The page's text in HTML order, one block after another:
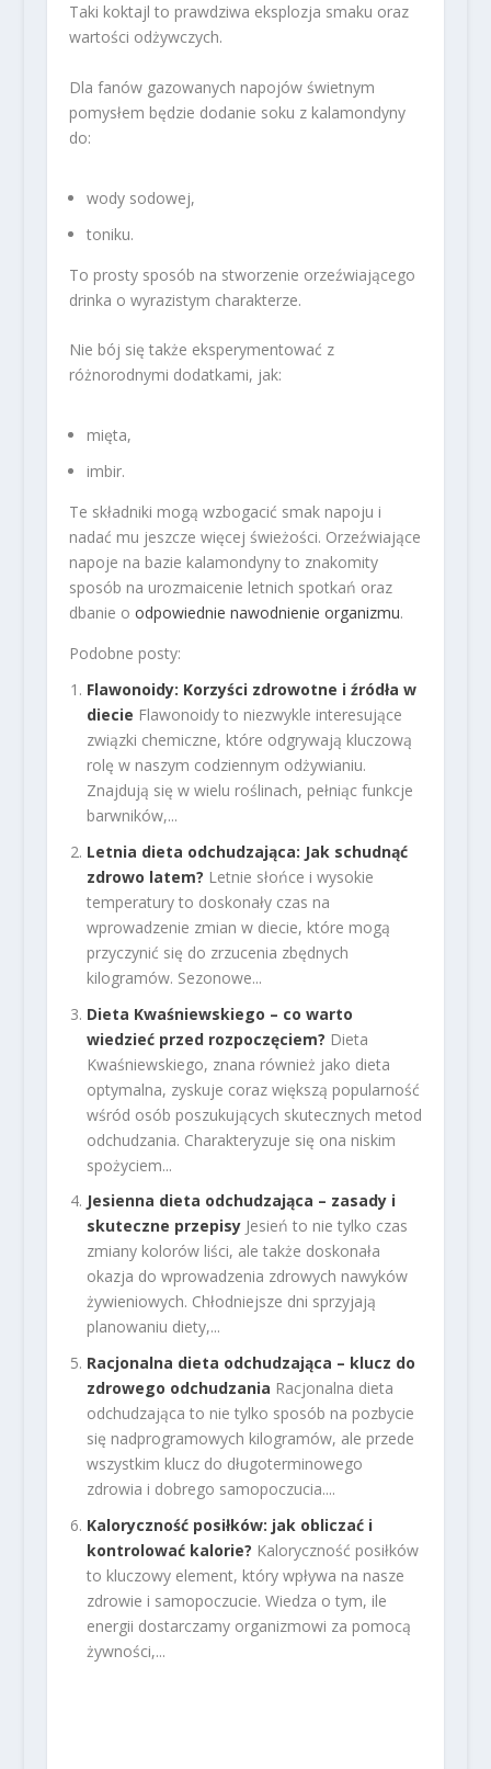
Taki koktajl to prawdziwa eksplozja smaku oraz
wartości odżywczych.
Dla fanów gazowanych napojów świetnym
pomysłem będzie dodanie soku z kalamondyny
do:
wody sodowej,
toniku.
To prosty sposób na stworzenie orzeźwiającego
drinka o wyrazistym charakterze.
Nie bój się także eksperymentować z
różnorodnymi dodatkami, jak:
mięta,
imbir.
Te składniki mogą wzbogacić smak napoju i
nadać mu jeszcze więcej świeżości. Orzeźwiające
napoje na bazie kalamondyny to znakomity
sposób na urozmaicenie letnich spotkań oraz
dbanie o odpowiednie nawodnienie organizmu.
Podobne posty:
Flawonoidy: Korzyści zdrowotne i źródła w
diecie Flawonoidy to niezwykle interesujące
związki chemiczne, które odgrywają kluczową
rolę w naszym codziennym odżywianiu.
Znajdują się w wielu roślinach, pełniąc funkcje
barwników,...
Letnia dieta odchudzająca: Jak schudnąć
zdrowo latem? Letnie słońce i wysokie
temperatury to doskonały czas na
wprowadzenie zmian w diecie, które mogą
przyczynić się do zrzucenia zbędnych
kilogramów. Sezonowe...
Dieta Kwaśniewskiego – co warto
wiedzieć przed rozpoczęciem? Dieta
Kwaśniewskiego, znana również jako dieta
optymalna, zyskuje coraz większą popularność
wśród osób poszukujących skutecznych metod
odchudzania. Charakteryzuje się ona niskim
spożyciem...
Jesienna dieta odchudzająca – zasady i
skuteczne przepisy Jesień to nie tylko czas
zmiany kolorów liści, ale także doskonała
okazja do wprowadzenia zdrowych nawyków
żywieniowych. Chłodniejsze dni sprzyjają
planowaniu diety,...
Racjonalna dieta odchudzająca – klucz do
zdrowego odchudzania Racjonalna dieta
odchudzająca to nie tylko sposób na pozbycie
się nadprogramowych kilogramów, ale przede
wszystkim klucz do długoterminowego
zdrowia i dobrego samopoczucia....
Kaloryczność posiłków: jak obliczać i
kontrolować kalorie? Kaloryczność posiłków
to kluczowy element, który wpływa na nasze
zdrowie i samopoczucie. Wiedza o tym, ile
energii dostarczamy organizmowi za pomocą
żywności,...